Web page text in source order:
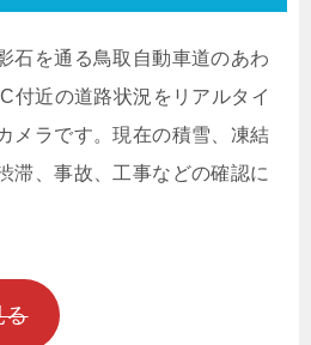
石を通る鳥取自動車道のあわ
付近の道路状況をリアルタイ
メラです。現在の積雪、凍結
滞、事故、工事などの確認に
る